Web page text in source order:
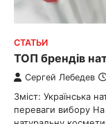
СТАТЬИ
ТОП брендів
Сергей Лебедев
Зміст: Українська
переваги вибору